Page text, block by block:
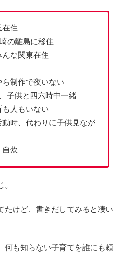
在住
の離島に移住
んな関東在住
ら制作で夜いない
子供と四六時中一緒
も人もいない
動時、代わりに子供見なが
自炊
たけど、書きだしてみると凄い
何も知らない子育てを誰にも頼